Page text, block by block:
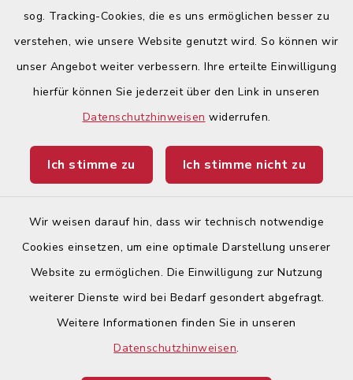
sog. Tracking-Cookies, die es uns ermöglichen besser zu
verstehen, wie unsere Website genutzt wird. So können wir
unser Angebot weiter verbessern. Ihre erteilte Einwilligung
hierfür können Sie jederzeit über den Link in unseren
Datenschutzhinweisen widerrufen.
Ich stimme zu Ich stimme nicht zu
Wir weisen darauf hin, dass wir technisch notwendige
Cookies einsetzen, um eine optimale Darstellung unserer
Website zu ermöglichen. Die Einwilligung zur Nutzung
weiterer Dienste wird bei Bedarf gesondert abgefragt.
Weitere Informationen finden Sie in unseren
Datenschutzhinweisen.
Quicklinks
Begegnungsland Lech-Wertach
Ticketportal
Barrierefreiheit